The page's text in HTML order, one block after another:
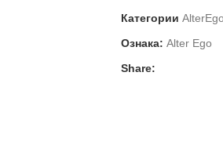
Категории
Ознака: Alter Ego
Share: